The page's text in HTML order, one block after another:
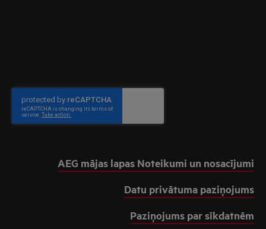
AEG mājas lapas Noteikumi un nosacījumi
Datu privātuma paziņojums
Paziņojums par sīkdatnēm